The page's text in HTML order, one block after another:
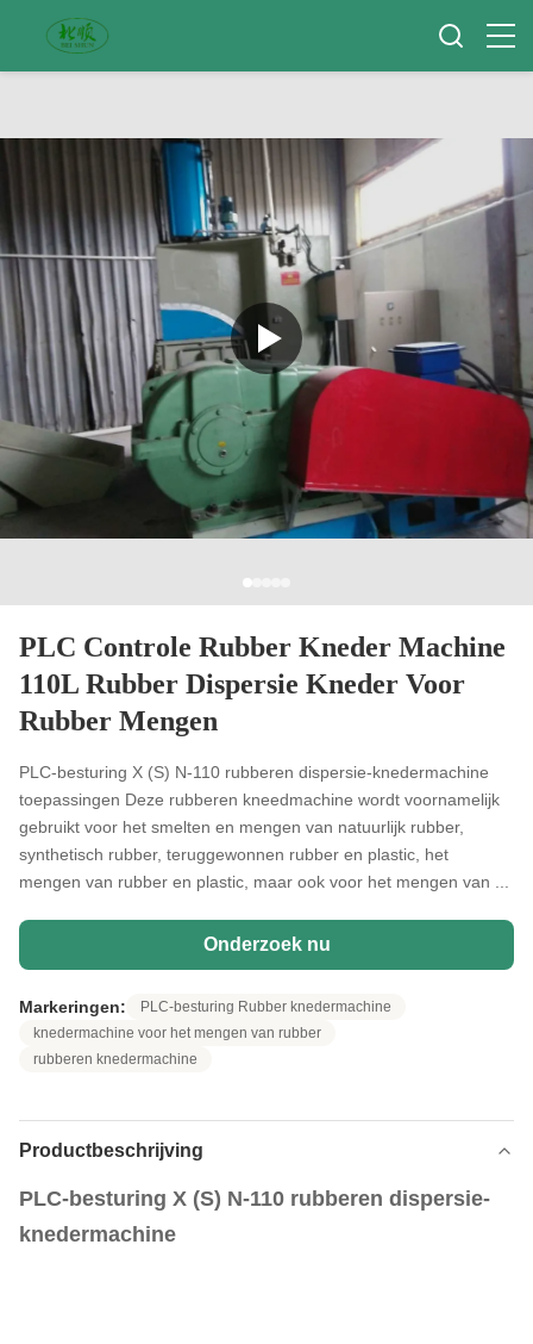
PLC Controle Rubber Kneder Machine
110L Rubber Dispersie Kneder Voor
Rubber Mengen
PLC-besturing X (S) N-110 rubberen dispersie-knedermachine
toepassingen Deze rubberen kneedmachine wordt voornamelijk
gebruikt voor het smelten en mengen van natuurlijk rubber,
synthetisch rubber, teruggewonnen rubber en plastic, het
mengen van rubber en plastic, maar ook voor het mengen van ...
Onderzoek nu
Markeringen:
PLC-besturing Rubber knedermachine
knedermachine voor het mengen van rubber
rubberen knedermachine
Productbeschrijving
PLC-besturing X (S) N-110 rubberen dispersie-
knedermachine